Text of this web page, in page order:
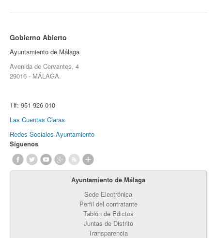
Gobierno Abierto
Ayuntamiento de Málaga
Avenida de Cervantes, 4
29016 - MÁLAGA.
Tlf: 951 926 010
Las Cuentas Claras
Redes Sociales Ayuntamiento
Síguenos
Ayuntamiento de Málaga
Sede Electrónica
Perfil del contratante
Tablón de Edictos
Juntas de Distrito
Transparencia